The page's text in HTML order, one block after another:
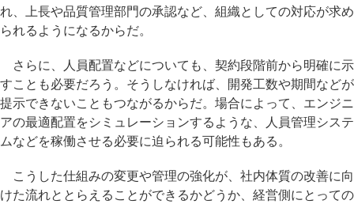
れ、上長や品質管理部門の承認など、組織としての対応が求め
られるようになるからだ。
さらに、人員配置などについても、契約段階前から明確に示
すことも必要だろう。そうしなければ、開発工数や期間などが
提示できないこともつながるからだ。場合によって、エンジニ
アの最適配置をシミュレーションするような、人員管理システ
ムなどを稼働させる必要に迫られる可能性もある。
こうした仕組みの変更や管理の強化が、社内体質の改善に向
けた流れととらえることができるかどうか、経営側にとっての